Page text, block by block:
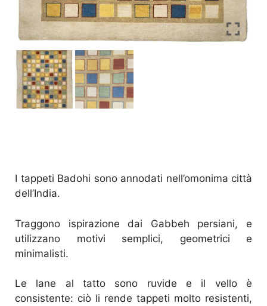
I tappeti Badohi sono annodati nell’omonima città
dell’India.
Traggono ispirazione dai Gabbeh persiani, e
utilizzano motivi semplici, geometrici e
minimalisti.
Le lane al tatto sono ruvide e il vello è
consistente: ciò li rende tappeti molto resistenti,